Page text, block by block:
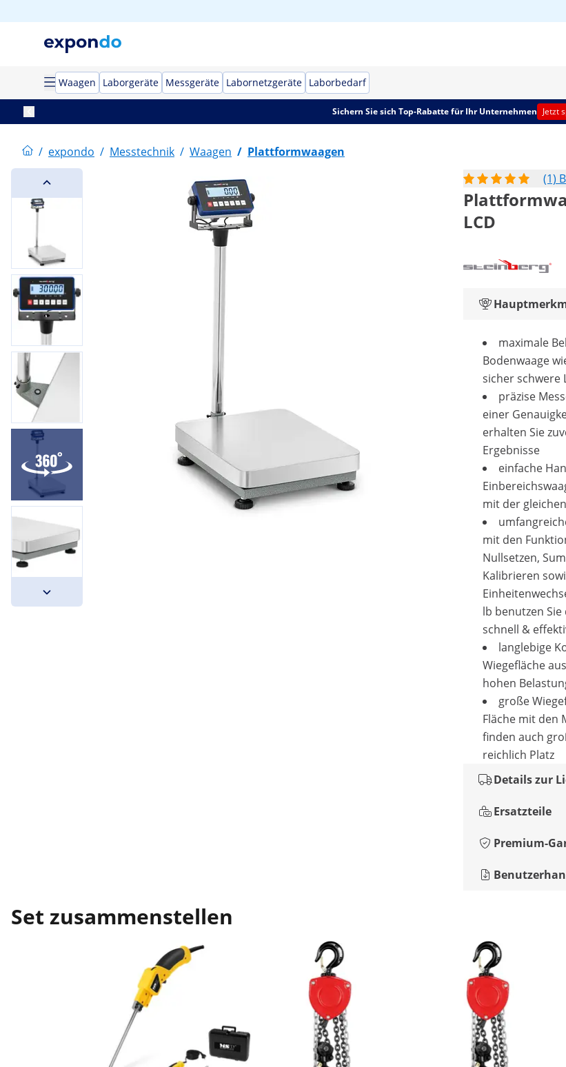
Waagen Laborgeräte Messgeräte Labornetzgeräte Laborbedarf
Sichern Sie sich Top-Rabatte für Ihr Unternehmen Jetzt
/ expondo / Messtechnik / Waagen / Plattformwaagen
(1)
LCD
maximale
Bodenwaage
sicher schwere
präzise
einer
erhalten Sie
Ergebnisse
einfache
mit der
mit den
Nullsetzen,
Kalibrieren
lb benutzen
schnell &
langlebige
Wiegefläche
hohen
große
Fläche mit den
finden auch
reichlich Platz
Details zur
Ersatzteile
Premium-
Set zusammenstellen